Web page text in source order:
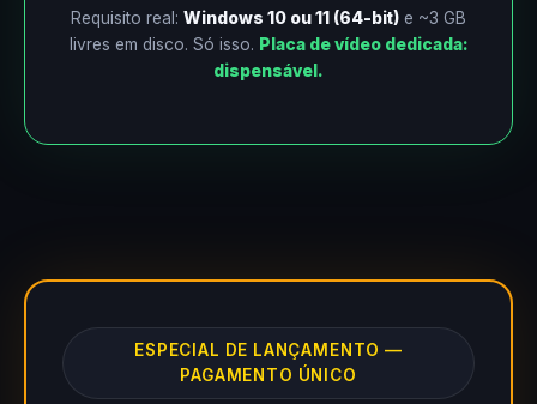
Requisito real: Windows 10 ou 11 (64-bit) e ~3 GB
livres em disco. Só isso. Placa de vídeo dedicada:
dispensável.
ESPECIAL DE LANÇAMENTO —
PAGAMENTO ÚNICO